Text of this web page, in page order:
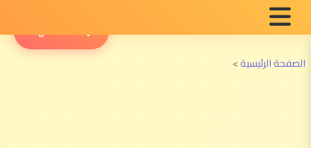
الصفحة الرئيسية>
English Radio